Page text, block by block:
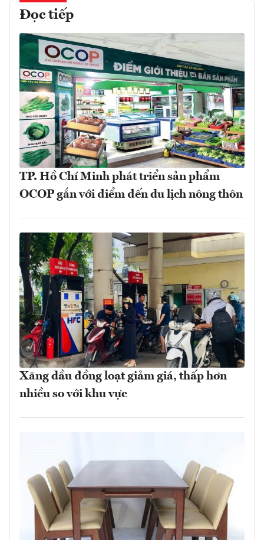
Đọc tiếp
TP. Hồ Chí Minh phát triển sản phẩm
OCOP gắn với điểm đến du lịch nông thôn
Xăng dầu đồng loạt giảm giá, thấp hơn
nhiều so với khu vực